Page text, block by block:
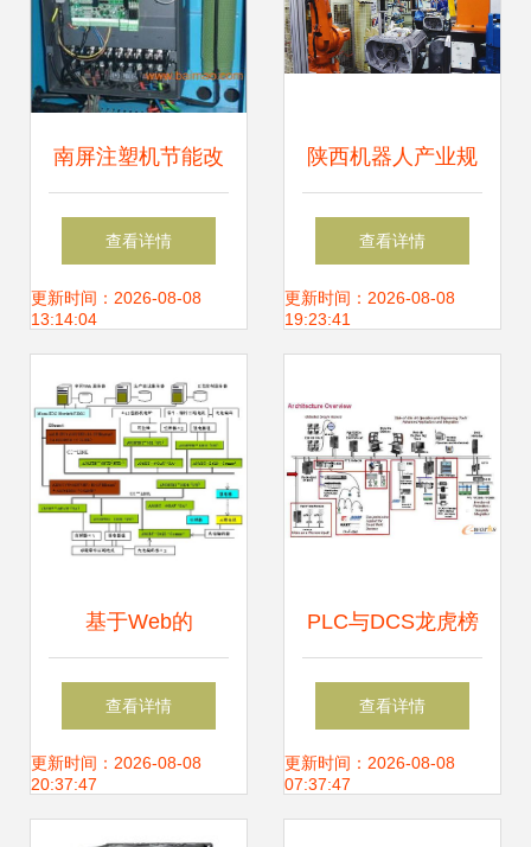
南屏注塑机节能改
造 富强鑫伺服系统
与LG伺服电机的协
整合
查看详情
更新时间：2026-08-08
13:14:04
陕西机器人产业规
模达10亿元 机电控
制系统引领增长新
查看详情
更新时间：2026-08-08
19:23:41
基于Web的
SCADA系统在弱电
系统中的应用与设
查看详情
更新时间：2026-08-08
20:37:47
PLC与DCS龙虎榜
霍尼韦尔机电控制
系统的技术优势
查看详情
更新时间：2026-08-08
07:37:47